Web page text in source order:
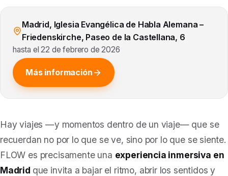
Madrid, Iglesia Evangélica de Habla Alemana –
Friedenskirche, Paseo de la Castellana, 6
hasta el 22 de febrero de 2026
Más información
Hay viajes —y momentos dentro de un viaje— que se
recuerdan no por lo que se ve, sino por lo que se siente.
FLOW es precisamente una experiencia inmersiva en
Madrid que invita a bajar el ritmo, abrir los sentidos y